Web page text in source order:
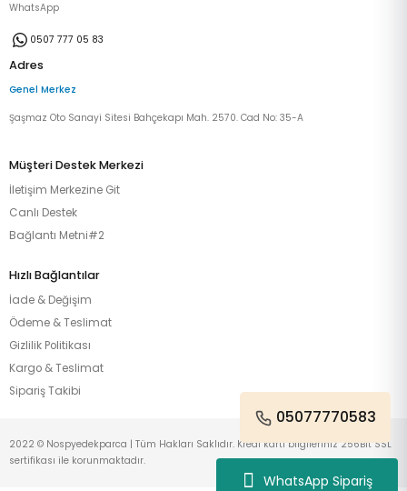
WhatsApp Sipariş
WhatsApp
0507 777 05 83
Adres
Genel Merkez
Şaşmaz Oto Sanayi Sitesi Bahçekapı Mah. 2570. Cad No: 35-A
Müşteri Destek Merkezi
İletişim Merkezine Git
Canlı Destek
Bağlantı Metni#2
Hızlı Bağlantılar
İade & Değişim
Ödeme & Teslimat
Gizlilik Politikası
Kargo & Teslimat
Sipariş Takibi
05077770583
2022 © Nospyedekparca | Tüm Hakları Saklıdır. Kredi kartı bilgileriniz 256Bit SSL
sertifikası ile korunmaktadır.